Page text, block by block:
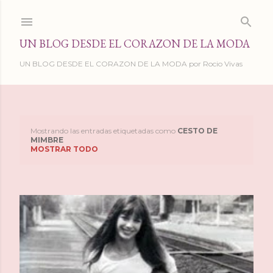
UN BLOG DESDE EL CORAZON DE LA MODA
UN BLOG DESDE EL CORAZON DE LA MODA por Rocio Vivas
t
r
a
d
Mostrando las entradas etiquetadas como CESTO DE
MIMBRE
MOSTRAR TODO